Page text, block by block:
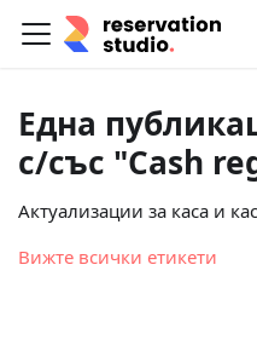
Една
с/със "Cash
Актуализации за каса и
Вижте всички етикети